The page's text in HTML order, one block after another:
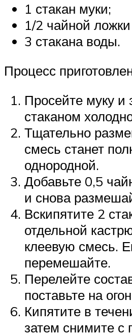
1 стакан муки;
1/2 чайной
3 стакана воды.
Процесс
Просейте муку и
стаканом
Тщательно
смесь станет
однородной.
Добавьте 0,5
и снова
Вскипятите 2
отдельной
клеевую смесь.
перемешайте.
Перелейте
поставьте на
Кипятите в
затем снимите с